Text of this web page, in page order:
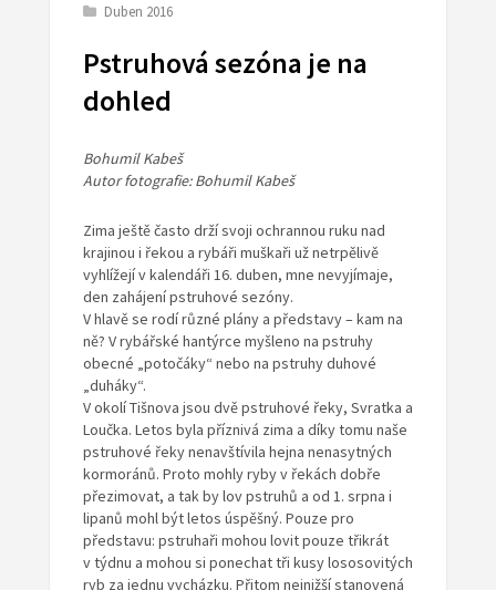
Duben 2016
Pstruhová sezóna je na
dohled
Bohumil Kabeš
Autor fotografie: Bohumil Kabeš
Zima ještě často drží svoji ochrannou ruku nad
krajinou i řekou a rybáři muškaři už netrpělivě
vyhlížejí v kalendáři 16. duben, mne nevyjímaje,
den zahájení pstruhové sezóny.
V hlavě se rodí různé plány a představy – kam na
ně? V rybářské hantýrce myšleno na pstruhy
obecné „potočáky“ nebo na pstruhy duhové
„duháky“.
V okolí Tišnova jsou dvě pstruhové řeky, Svratka a
Loučka. Letos byla příznivá zima a díky tomu naše
pstruhové řeky nenavštívila hejna nenasytných
kormoránů. Proto mohly ryby v řekách dobře
přezimovat, a tak by lov pstruhů a od 1. srpna i
lipanů mohl být letos úspěšný. Pouze pro
představu: pstruhaři mohou lovit pouze třikrát
v týdnu a mohou si ponechat tři kusy lososovitých
ryb za jednu vycházku. Přitom nejnižší stanovená